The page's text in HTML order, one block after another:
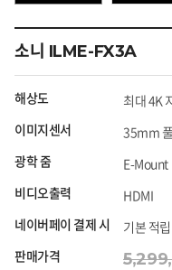
소니 ILME-FX3A
해상도
최대 4K
이미지센서
35mm
광학 줌
E-Mount
비디오출력
HDMI
네이버페이 결제 시
기본 적
판매가격